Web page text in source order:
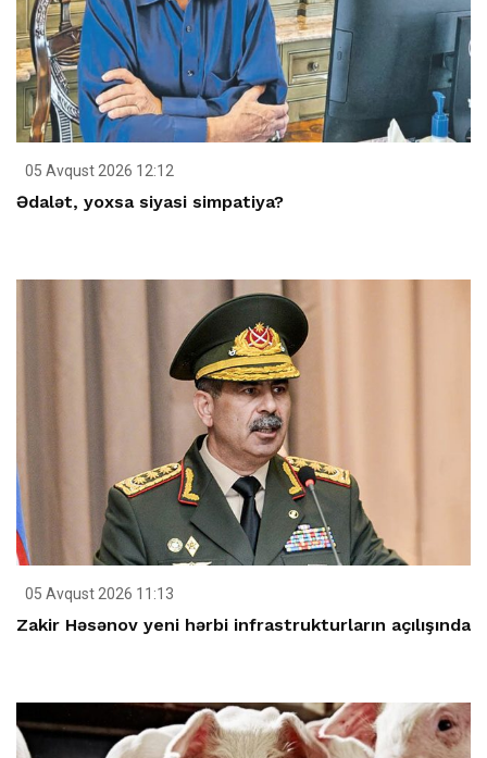
05 Avqust 2026 12:12
Ədalət, yoxsa siyasi simpatiya?
05 Avqust 2026 11:13
Zakir Həsənov yeni hərbi infrastrukturların açılışında